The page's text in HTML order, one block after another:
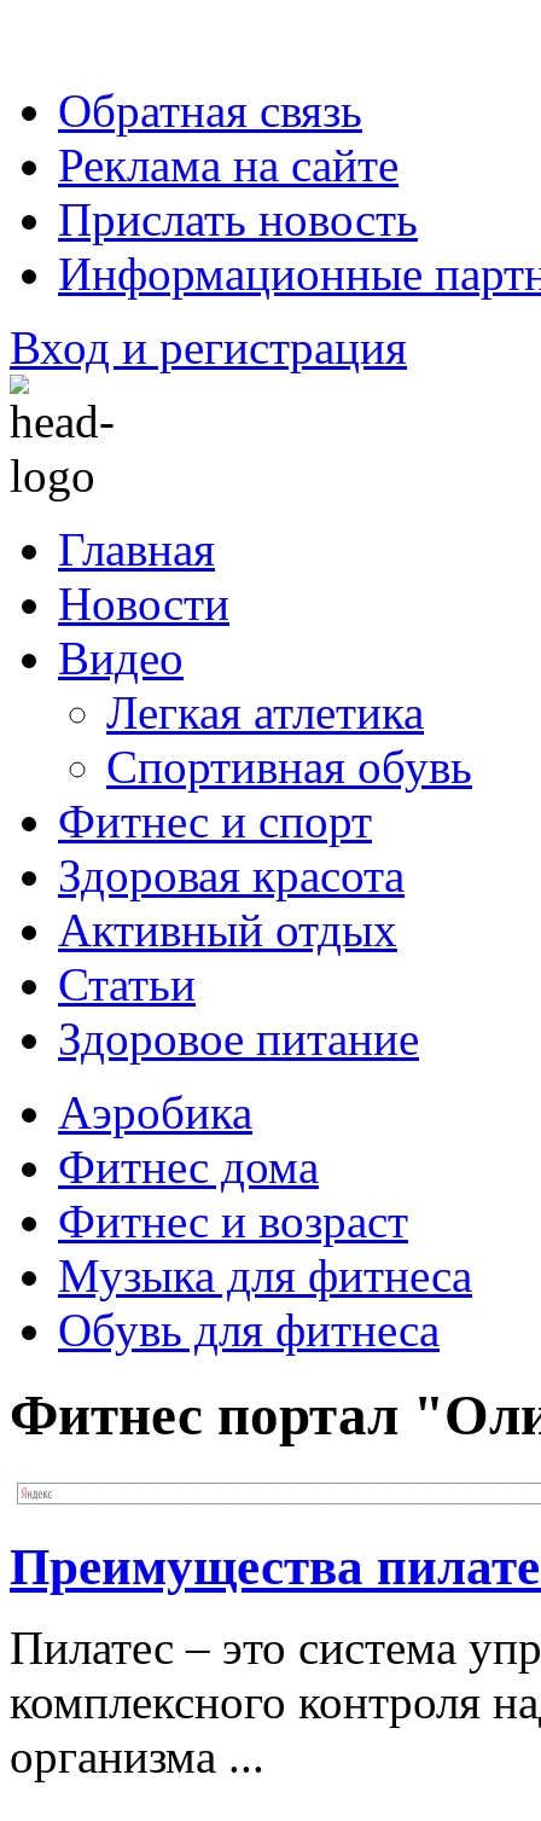
Обратная связь
Реклама на сайте
Прислать новость
Информационные
Вход и регистрация
Главная
Новости
Видео
Легкая атлетика
Спортивная обувь
Фитнес и спорт
Здоровая красота
Активный отдых
Статьи
Здоровое питание
Аэробика
Фитнес дома
Фитнес и возраст
Музыка для фитнеса
Обувь для фитнеса
Фитнес портал
Преимущества
Пилатес – это система
комплексного контроля
организма ...